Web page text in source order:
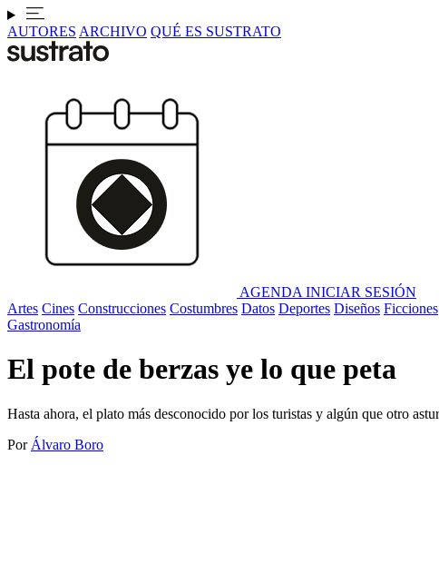
AUTORES ARCHIVO QUÉ ES SUSTRATO
AGENDA INICIAR SESIÓN
Artes Cines Construcciones Costumbres Datos Deportes Diseños Ficciones
Gastronomía
El pote de berzas ye lo que peta
Hasta ahora, el plato más desconocido por los turistas y algún que otro
Por Álvaro Boro